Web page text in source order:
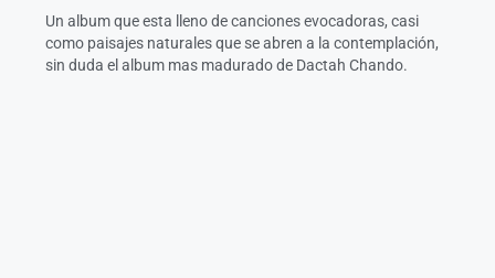
Un album que esta lleno de canciones evocadoras, casi
como paisajes naturales que se abren a la contemplación,
sin duda el album mas madurado de Dactah Chando.